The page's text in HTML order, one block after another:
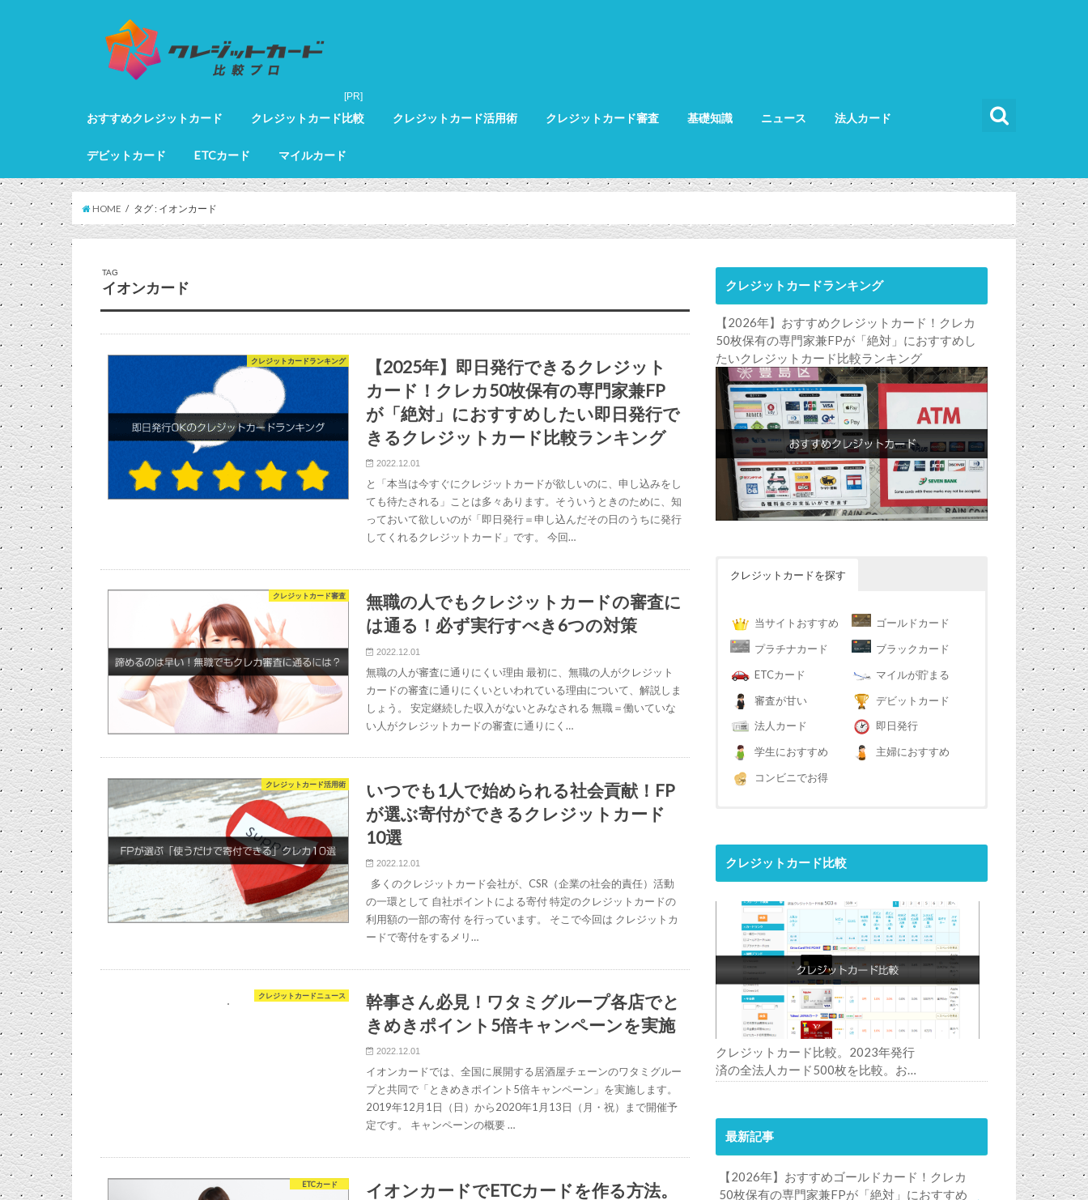
おすすめクレジットカード
クレジットカード全カードランキング
クレジットカードランキング
ゴールドカードランキング
プラチナカードランキング
ブラックカードランキング
クレジットカード比較
クレジットカード詳細
クレジットカード活用術 クレジットカード審査 基礎知識 ニュース 法人カード
デビットカード
デビットカード比較
デビットカードランキング
ETCカード マイルカード
マイルカードランキング
HOME タグ : イオンカード
TAG
イオンカード
クレジットカードランキング
【2025年】即日発行できるクレジット
カード！クレカ50枚保有の専門家兼FP
が「絶対」におすすめしたい即日発行で
きるクレジットカード比較ランキング
2022.12.01
と「本当は今すぐにクレジットカードが欲しいのに、申し込みをし
ても待たされる」ことは多々あります。そういうときのために、知
っておいて欲しいのが「即日発行＝申し込んだその日のうちに発行
してくれるクレジットカード」です。 今回…
クレジットカード審査
無職の人でもクレジットカードの審査に
は通る！必ず実行すべき6つの対策
2022.12.01
無職の人が審査に通りにくい理由 最初に、無職の人がクレジット
カードの審査に通りにくいといわれている理由について、解説しま
しょう。 安定継続した収入がないとみなされる 無職＝働いていな
い人がクレジットカードの審査に通りにく…
クレジットカード活用術
いつでも1人で始められる社会貢献！FP
が選ぶ寄付ができるクレジットカード
10選
2022.12.01
多くのクレジットカード会社が、CSR（企業の社会的責任）活動
の一環として 自社ポイントによる寄付 特定のクレジットカードの
利用額の一部の寄付 を行っています。 そこで今回は クレジットカ
ードで寄付をするメリ…
クレジットカードニュース
幹事さん必見！ワタミグループ各店でと
きめきポイント5倍キャンペーンを実施
2022.12.01
イオンカードでは、全国に展開する居酒屋チェーンのワタミグルー
プと共同で「ときめきポイント5倍キャンペーン」を実施します。
2019年12月1日（日）から2020年1月13日（月・祝）まで開催予
定です。 キャンペーンの概要 …
ETCカード
イオンカードでETCカードを作る方法。
クレジットカードランキング
【2026年】おすすめクレジットカード！クレカ
50枚保有の専門家兼FPが「絶対」におすすめし
たいクレジットカード比較ランキング
クレジットカードを探す
当サイトおすすめ
ゴールドカード
プラチナカード
ブラックカード
ETCカード
マイルが貯まる
審査が甘い
デビットカード
法人カード
即日発行
学生におすすめ
主婦におすすめ
コンビニでお得
クレジットカード比較
クレジットカード比較。2023年発行
済の全法人カード500枚を比較。お
最新記事
【2026年】おすすめゴールドカード！クレカ
50枚保有の専門家兼FPが「絶対」におすすめ